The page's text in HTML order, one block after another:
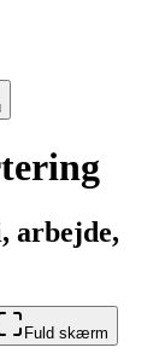
arbejde,
Fuld skærm